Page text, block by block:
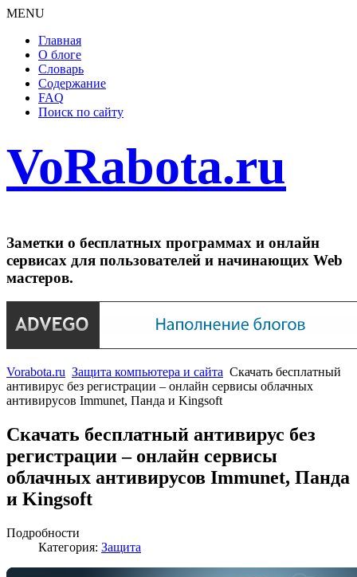
MENU
Главная
О блоге
Словарь
Содержание
FAQ
Поиск по сайту
VoRabota.ru
Заметки о бесплатных программах и онлайн
сервисах для пользователей и начинающих Web
мастеров.
Vorabota.ru Защита компьютера и сайта Скачать бесплатный
антивирус без регистрации – онлайн сервисы облачных
антивирусов Immunet, Панда и Kingsoft
Скачать бесплатный антивирус без
регистрации – онлайн сервисы
облачных антивирусов Immunet, Панда
и Kingsoft
Подробности
Категория: Защита